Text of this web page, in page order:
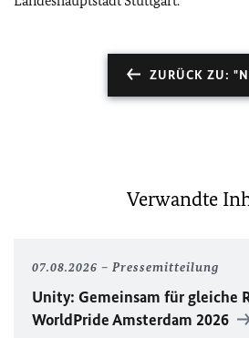
ZURÜCK ZU:
Verwandte
07.08.2026 Pressemitteilung
Unity: Gemeinsam für gleiche
WorldPrideAmsterdam 2026